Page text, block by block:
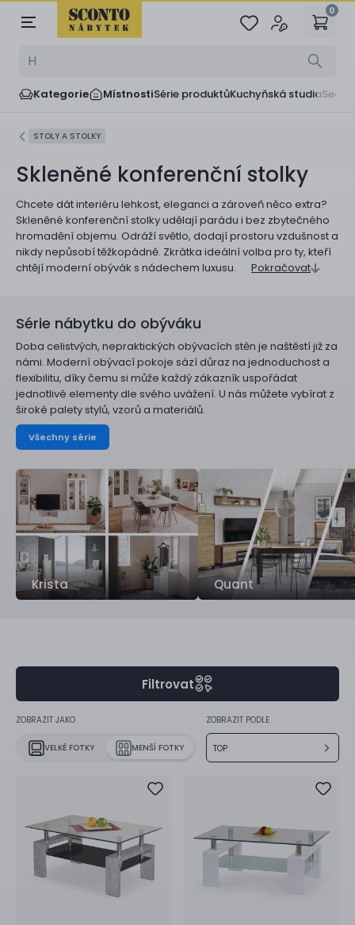
0
Kategorie MístnostiSérie produktůKuchyňská studia
STOLY A STOLKY
Skleněné konferenční stolky
Chcete dát interiéru lehkost, eleganci a zároveň něco extra?
Skleněné konferenční stolky udělají parádu i bez zbytečného
hromadění objemu. Odráží světlo, dodají prostoru vzdušnost a
nikdy nepůsobí těžkopádně. Zkrátka ideální volba pro ty, kteří
chtějí moderní obývák s nádechem luxusu.
Pokračovat
Série nábytku do obýváku
Doba celistvých, nepraktických obývacích stěn je naštěstí již za
námi. Moderní obývací pokoje sází důraz na jednoduchost a
flexibilitu, díky čemu si může každý zákazník uspořádat
jednotlivé elementy dle svého uvážení. U nás můžete vybírat z
široké palety stylů, vzorů a materiálů.
Všechny série
Krista Quant
Filtrovat
ZOBRAZIT JAKO
VELKÉ FOTKY MENŠÍ FOTKY
ZOBRAZIT PODLE
TOP